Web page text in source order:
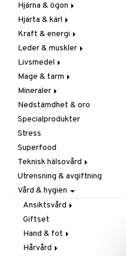
Övriga
Sex & lust
Skelett
Urinvägar
Prostata
Sex & lust
Förebyggande &
lindrande
Hostdämpande
Öron, näsa & hals
Övriga
Virushämmande
Vitlök
Hår
Kosttillskott
Sol & pigment
Hjärna & ögon
Fettsyror
Minne
Ögon
Hjärta & kärl
Ginkgo biloba
Kärlstärkande
Kolesterolsänkande
Marina fettsyror
Veg fettsyror
Kraft & energi
Ginseng
Övriga
Prestation
Q-10
Rosenrot
Schizandra
Leder & muskler
Kosttillskott
Utvärtes
Livsmedel
Bars
Choklad
Diverse
Drycker
Förvaring
Frukt, frö & nötter
Groddning
Kokos
Kryddor & buljong
Mjöl & bak
Nöt-& fröpasta
Olja & fett
Raw Food
Mage & tarm
Drycker
Fibrer
Matsmältning
Syrareglerande
Tarm
Utrensning
Mineraler
Järn
Kalcium
Krom
Magnesium
Multimineraler
Övriga
Selen
Zink
Nedstämdhet & oro
Specialprodukter
Stress
Superfood
Teknisk hälsovård
Ljusterapi
Luftfuktare
Massage
Övrigt
Smärtlindring
Utrensning & avgiftning
Vård & hygien
Ansiktsvård
Cremer
Ögoncremer
Rakprodukter
Giftset
Hand & fot
Fotvård
Hårvård